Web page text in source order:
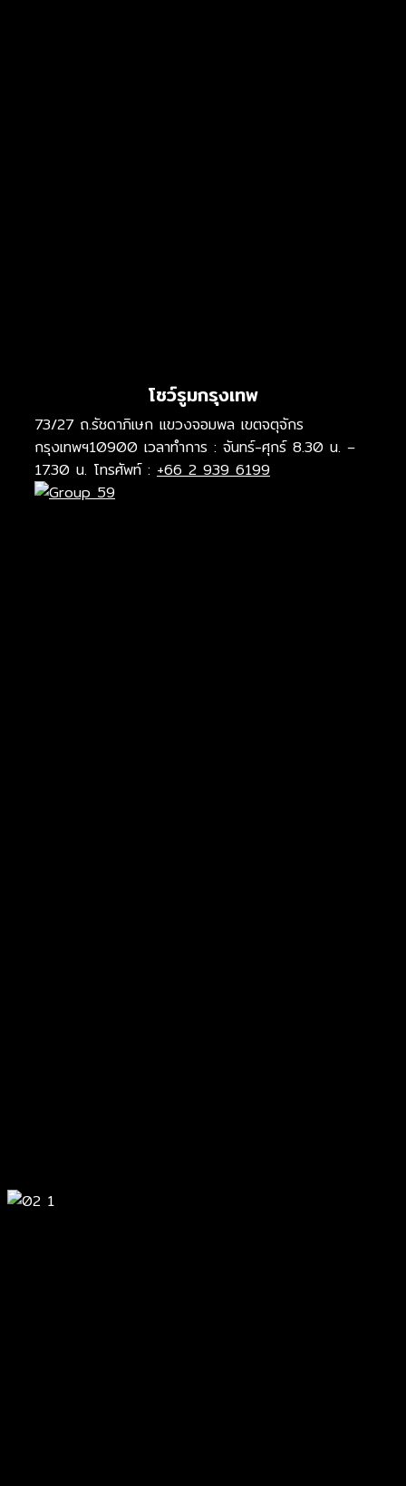
โชว์รูมกรุงเทพ
73/27 ถ.รัชดาภิเษก แขวงจอมพล เขตจตุจักร
กรุงเทพฯ10900 เวลาทำการ : จันทร์-ศุกร์ 8.30 น. –
17.30 น. โทรศัพท์ : +66 2 939 6199